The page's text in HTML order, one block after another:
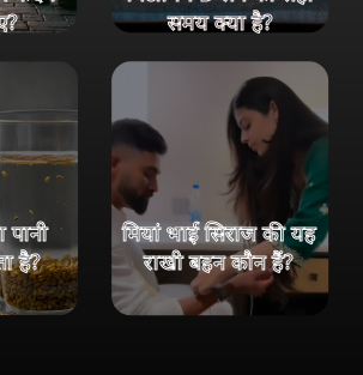
है?
समय क्या है?
मियां भाई सिराज की यह
राखी बहन कौन हैं?